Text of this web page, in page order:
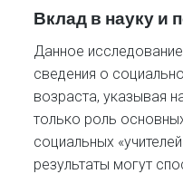
Вклад в науку и
Данное
сведения о
возраста, указывая
только роль
социальных
результаты могут